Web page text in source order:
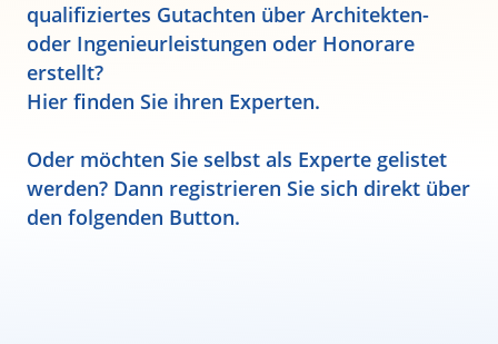
qualifiziertes Gutachten über Architekten-
oder Ingenieurleistungen oder Honorare
erstellt?
Hier finden Sie ihren Experten.
Oder möchten Sie selbst als Experte gelistet
werden? Dann registrieren Sie sich direkt über
den folgenden Button.